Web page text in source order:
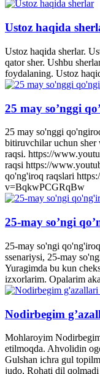
Ustoz haqida
Ustoz haqida sherlar.
qator sher. Ushbu
foydalaning. Ustoz
25 may so’nggi
25 may so'nggi
bitiruvchilar uchun sher
raqsi. https://
raqsi https://
qo'ng'iroq raqslari
v=BqkwPCGRqBw
25-may so’ngi
25-may so'ngi
ssenariysi, 25-may
Yuragimda bu kun
izxorlarim. Opalarim
Nodirbegim
Mohlaroyim
etilmoqda. Ahvolidin
Gulshan ichra gul
judo, Rohati dil